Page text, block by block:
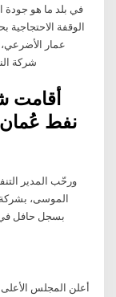
في بلد ما هو جودة
الوقفة الاحتجاجية
عمار الأضرعي،
شركة
أقامت
نفط
ورحّب المدير
الموسى،
بسجل حافل في
أعلن المجلس الأعلى